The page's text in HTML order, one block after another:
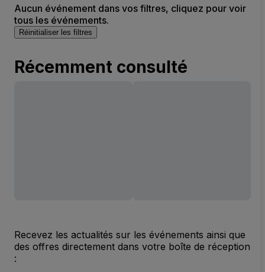
Aucun événement dans vos filtres, cliquez pour voir
tous les événements.
Réinitialiser les filtres
Récemment consulté
Recevez les actualités sur les événements ainsi que
des offres directement dans votre boîte de réception
: